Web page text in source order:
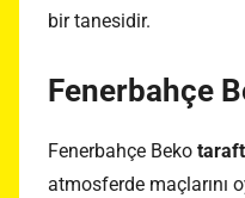
bir tanesidir.
Fenerbahçe
Fenerbahçe Beko
atmosferde maçlarını